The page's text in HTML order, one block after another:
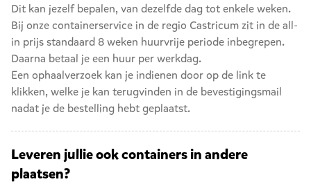
Dit kan jezelf bepalen, van dezelfde dag tot enkele weken.
Bij onze containerservice in de regio Castricum zit in de all-
in prijs standaard 8 weken huurvrije periode inbegrepen.
Daarna betaal je een huur per werkdag.
Een ophaalverzoek kan je indienen door op de link te
klikken, welke je kan terugvinden in de bevestigingsmail
nadat je de bestelling hebt geplaatst.
Leveren jullie ook containers in andere
plaatsen?